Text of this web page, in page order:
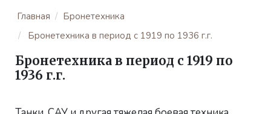
Главная
Бронетехника
Бронетехника в период с 1919 по 1936 г.г.
Бронетехника в период с 1919 по
1936 г.г.